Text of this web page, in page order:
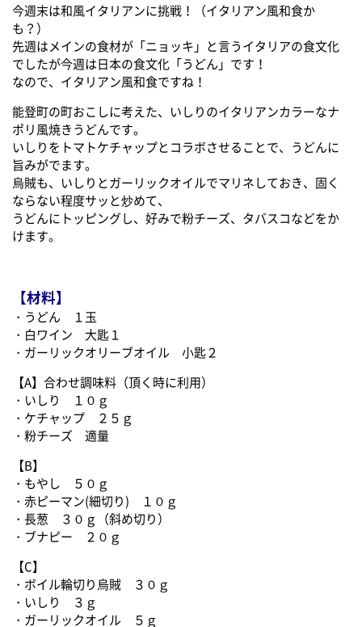
今週末は和風イタリアンに挑戦！（イタリアン風和食か
も？）
先週はメインの食材が「ニョッキ」と言うイタリアの食文化
でしたが今週は日本の食文化「うどん」です！
なので、イタリアン風和食ですね！
能登町の町おこしに考えた、いしりのイタリアンカラーなナ
ポリ風焼きうどんです。
いしりをトマトケチャップとコラボさせることで、うどんに
旨みがでます。
烏賊も、いしりとガーリックオイルでマリネしておき、固く
ならない程度サッと炒めて、
うどんにトッピングし、好みで粉チーズ、タバスコなどをか
けます。
【材料】
・うどん １玉
・白ワイン 大匙１
・ガーリックオリーブオイル 小匙２
【A】合わせ調味料（頂く時に利用）
・いしり １０ｇ
・ケチャップ ２５ｇ
・粉チーズ 適量
【B】
・もやし ５０ｇ
・赤ピーマン(細切り) １０ｇ
・長葱 ３０ｇ（斜め切り）
・ブナピー ２０ｇ
【C】
・ボイル輪切り烏賊 ３０ｇ
・いしり ３ｇ
・ガーリックオイル ５ｇ